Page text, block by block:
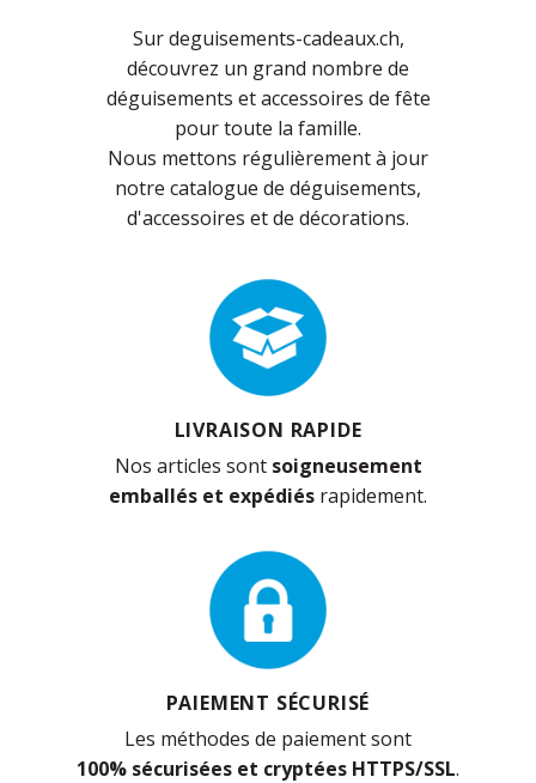
Sur deguisements-cadeaux.ch,
découvrez un grand nombre de
déguisements et accessoires de fête
pour toute la famille.
Nous mettons régulièrement à jour
notre catalogue de déguisements,
d'accessoires et de décorations.
LIVRAISON RAPIDE
Nos articles sont soigneusement
emballés et expédiés rapidement.
PAIEMENT SÉCURISÉ
Les méthodes de paiement sont
100% sécurisées et cryptées HTTPS/SSL.